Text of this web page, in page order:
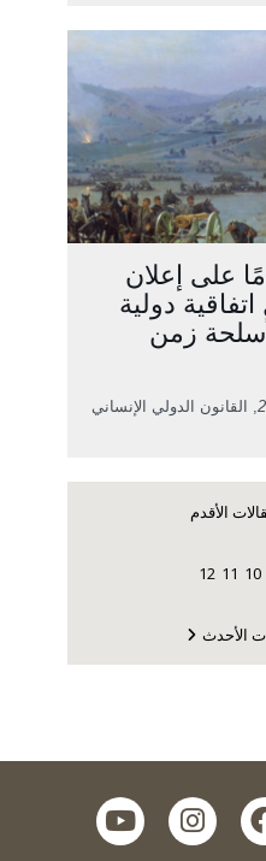
على إعلان
دولية
زمن
, القانون الدولي الإنساني
الأقدم
10
11
12
الأحدث
instagram
youtube